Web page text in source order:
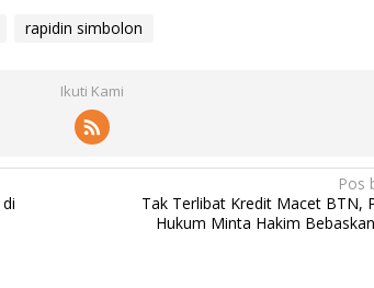
rapidin simbolon
Ikuti Kami
Pos
Tak Terlibat Kredit Macet BTN,
Hukum Minta Hakim